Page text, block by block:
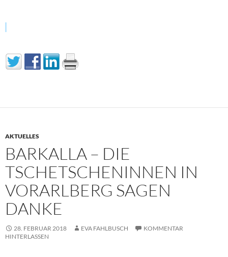
AKTUELLES
BARKALLA – DIE
TSCHETSCHENINNEN IN
VORARLBERG SAGEN
DANKE
28. FEBRUAR 2018 EVA FAHLBUSCH
KOMMENTAR
HINTERLASSEN